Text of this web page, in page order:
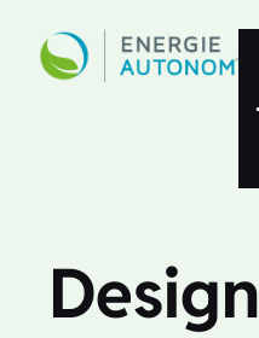
Inhalt
springen
Design